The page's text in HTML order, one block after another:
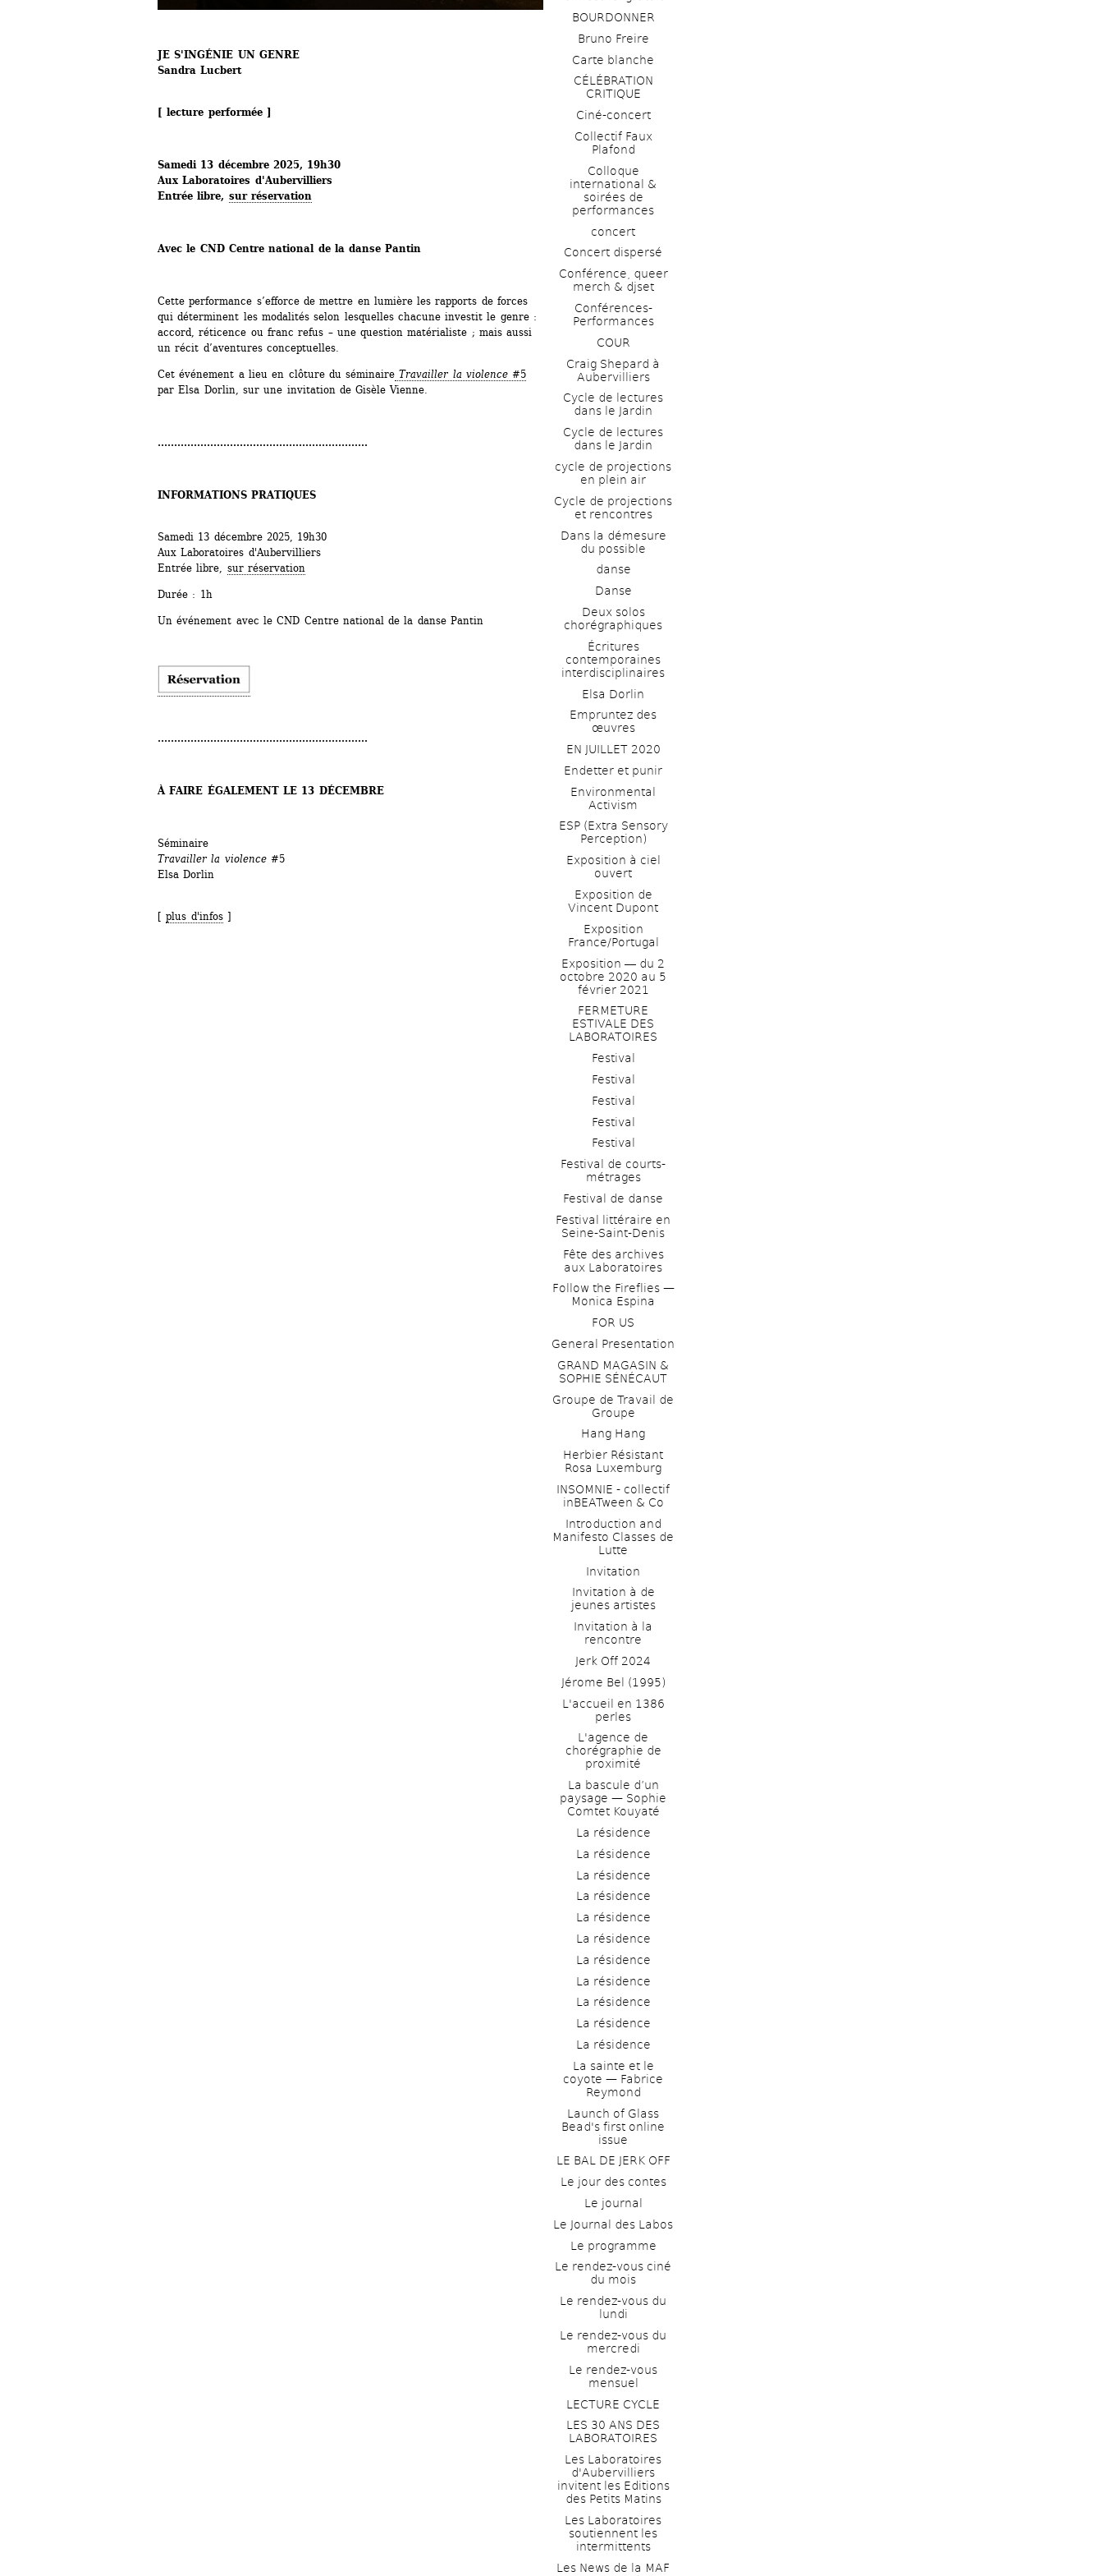
JE S'INGÉNIE UN GENRE
Sandra Lucbert
[ lecture performée ]
Samedi 13 décembre 2025, 19h30
Aux Laboratoires d'Aubervilliers
Entrée libre, sur réservation
Avec le CND Centre national de la danse Pantin
Cette performance s’efforce de mettre en lumière les rapports de forces
qui déterminent les modalités selon lesquelles chacune investit le genre :
accord, réticence ou franc refus – une question matérialiste ; mais aussi
un récit d’aventures conceptuelles.
Cet événement a lieu en clôture du séminaire Travailler la violence #5
par Elsa Dorlin, sur une invitation de Gisèle Vienne.
................................................................
INFORMATIONS PRATIQUES
Samedi 13 décembre 2025, 19h30
Aux Laboratoires d'Aubervilliers
Entrée libre, sur réservation
Durée : 1h
Un événement avec le CND Centre national de la danse Pantin
................................................................
À FAIRE ÉGALEMENT LE 13 DÉCEMBRE
Séminaire
Travailler la violence#5
Elsa Dorlin
[ plus d'infos]
BOURDONNER
Bruno Freire
Carte blanche
CÉLÉBRATION
CRITIQUE
Ciné-concert
Collectif Faux
Plafond
Colloque
international &
soirées de
performances
concert
Concert dispersé
Conférence, queer
merch & djset
Conférences-
Performances
COUR
Craig Shepard à
Aubervilliers
Cycle de lectures
dans le Jardin
Cycle de lectures
dans le Jardin
cycle de projections
en plein air
Cycle de projections
et rencontres
Dans la démesure
du possible
danse
Danse
Deux solos
chorégraphiques
Écritures
contemporaines
interdisciplinaires
Elsa Dorlin
Empruntez des
œuvres
EN JUILLET 2020
Endetter et punir
Environmental
Activism
ESP (Extra Sensory
Perception)
Exposition à ciel
ouvert
Exposition de
Vincent Dupont
Exposition
France/Portugal
Exposition ― du 2
octobre 2020 au 5
février 2021
FERMETURE
ESTIVALE DES
LABORATOIRES
Festival
Festival
Festival
Festival
Festival
Festival de courts-
métrages
Festival de danse
Festival littéraire en
Seine-Saint-Denis
Fête des archives
aux Laboratoires
Follow the Fireflies —
Monica Espina
FOR US
General Presentation
GRAND MAGASIN &
SOPHIE SÉNÉCAUT
Groupe de Travail de
Groupe
Hang Hang
Herbier Résistant
Rosa Luxemburg
INSOMNIE - collectif
inBEATween & Co
Introduction and
Manifesto Classes de
Lutte
Invitation
Invitation à de
jeunes artistes
Invitation à la
rencontre
Jerk Off 2024
Jérome Bel (1995)
L'accueil en 1386
perles
L'agence de
chorégraphie de
proximité
La bascule d’un
paysage — Sophie
Comtet Kouyaté
La résidence
La résidence
La résidence
La résidence
La résidence
La résidence
La résidence
La résidence
La résidence
La résidence
La résidence
La sainte et le
coyote — Fabrice
Reymond
Launch of Glass
Bead's first online
issue
LE BAL DE JERK OFF
Le jour des contes
Le journal
Le Journal des Labos
Le programme
Le rendez-vous ciné
du mois
Le rendez-vous du
lundi
Le rendez-vous du
mercredi
Le rendez-vous
mensuel
LECTURE CYCLE
LES 30 ANS DES
LABORATOIRES
Les Laboratoires
d'Aubervilliers
invitent les Editions
des Petits Matins
Les Laboratoires
soutiennent les
intermittents
Les News de la MAF